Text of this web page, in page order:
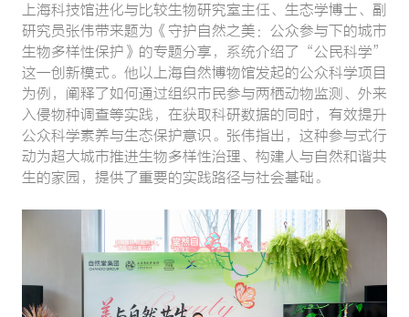
上海科技馆进化与比较生物研究室主任、生态学博士、副
研究员张伟带来题为《守护自然之美：公众参与下的城市
生物多样性保护》的专题分享，系统介绍了“公民科学”
这一创新模式。他以上海自然博物馆发起的公众科学项目
为例，阐释了如何通过组织市民参与两栖动物监测、外来
入侵物种调查等实践，在获取科研数据的同时，有效提升
公众科学素养与生态保护意识。张伟指出，这种参与式行
动为超大城市推进生物多样性治理、构建人与自然和谐共
生的家园，提供了重要的实践路径与社会基础。